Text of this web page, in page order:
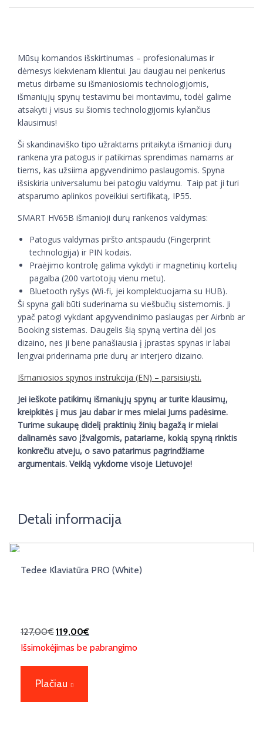
Mūsų komandos išskirtinumas – profesionalumas ir
dėmesys kiekvienam klientui. Jau daugiau nei penkerius
metus dirbame su išmaniosiomis technologijomis,
išmaniųjų spynų testavimu bei montavimu, todėl galime
atsakyti į visus su šiomis technologijomis kylančius
klausimus!
Ši skandinaviško tipo užraktams pritaikyta išmanioji durų
rankena yra patogus ir patikimas sprendimas namams ar
tiems, kas užsiima apgyvendinimo paslaugomis. Spyna
išsiskiria universalumu bei patogiu valdymu. Taip pat ji turi
atsparumo aplinkos poveikiui sertifikatą, IP55.
SMART HV65B išmanioji durų rankenos valdymas:
Patogus valdymas piršto antspaudu (Fingerprint
technologija) ir PIN kodais.
Praėjimo kontrolę galima vykdyti ir magnetinių kortelių
pagalba (200 vartotojų vienu metu).
Bluetooth ryšys (Wi-fi, jei komplektuojama su HUB).
Ši spyna gali būti suderinama su viešbučių sistemomis. Ji
ypač patogi vykdant apgyvendinimo paslaugas per Airbnb ar
Booking sistemas. Daugelis šią spyną vertina dėl jos
dizaino, nes ji bene panašiausia į įprastas spynas ir labai
lengvai priderinama prie durų ar interjero dizaino.
Išmaniosios spynos instrukcija (EN) – parsisiųsti.
Jei ieškote patikimų išmaniųjų spynų ar turite klausimų,
kreipkitės į mus jau dabar ir mes mielai Jums padėsime.
Turime sukaupę didelį praktinių žinių bagažą ir mielai
dalinamės savo įžvalgomis, patariame, kokią spyną rinktis
konkrečiu atveju, o savo patarimus pagrindžiame
argumentais. Veiklą vykdome visoje Lietuvoje!
Detali informacija
Tedee Klaviatūra PRO (White)
127,00€119,00€
Išsimokėjimas be pabrangimo
Plačiau